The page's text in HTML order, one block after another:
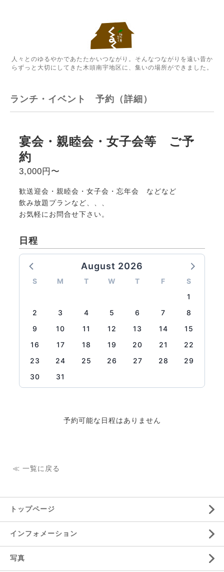
人々とのゆるやかであたたかいつながり。そんなつながりを遠い昔か
らずっと大切にしてきた木頭南宇地区に、集いの場所ができました。
ランチ・イベント 予約（詳細）
宴会・親睦会・女子会等 ご予
約
3,000円〜
歓送迎会・親睦会・女子会・忘年会 などなど
飲み放題プランなど、、、
お気軽にお問合せ下さい。
日程
August 2026
S M T W T F
S
1
2
3 4 5 6 7
8
9
10 11 12 13 14
15
16
17 18 19 20 21
22
23
24 25 26 27 28
29
30
31
予約可能な日程はありません
≪ 一覧に戻る
トップページ
インフォメーション
写真